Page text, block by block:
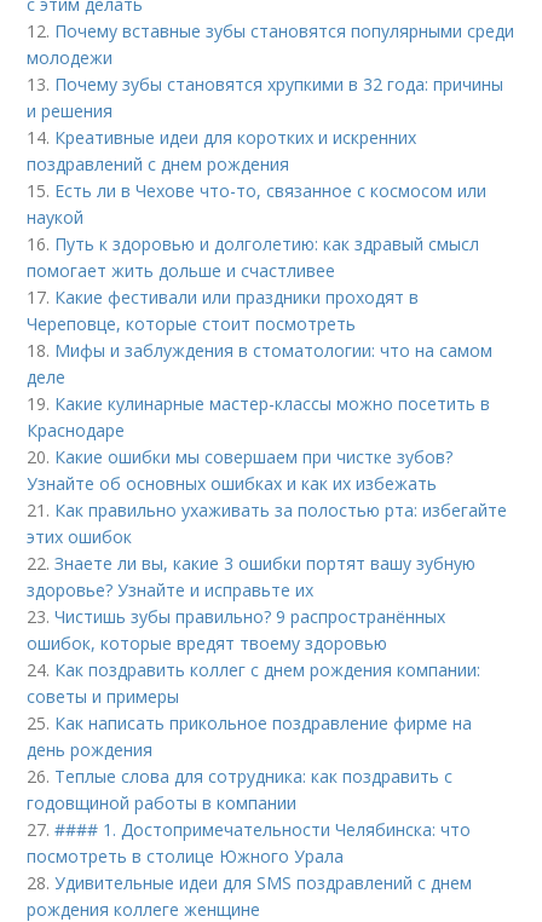
12. Почему вставные зубы становятся популярными среди
молодежи
13. Почему зубы становятся хрупкими в 32 года: причины
и решения
14. Креативные идеи для коротких и искренних
поздравлений с днем рождения
15. Есть ли в Чехове что-то, связанное с космосом или
наукой
16. Путь к здоровью и долголетию: как здравый смысл
помогает жить дольше и счастливее
17. Какие фестивали или праздники проходят в
Череповце, которые стоит посмотреть
18. Мифы и заблуждения в стоматологии: что на самом
деле
19. Какие кулинарные мастер-классы можно посетить в
Краснодаре
20. Какие ошибки мы совершаем при чистке зубов?
Узнайте об основных ошибках и как их избежать
21. Как правильно ухаживать за полостью рта: избегайте
этих ошибок
22.Знаете ли вы, какие 3 ошибки портят вашу зубную
здоровье? Узнайте и исправьте их
23.Чистишь зубы правильно? 9 распространённых
ошибок, которые вредят твоему здоровью
24. Как поздравить коллег с днем рождения компании:
советы и примеры
25. Как написать прикольное поздравление фирме на
день рождения
26. Теплые слова для сотрудника: как поздравить с
годовщиной работы в компании
27.#### 1. Достопримечательности Челябинска: что
посмотреть в столице Южного Урала
28.Удивительные идеи для SMS поздравлений с днем
рождения коллеге женщине